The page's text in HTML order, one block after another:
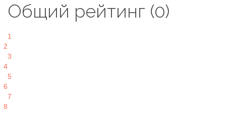
Общий рейтинг (0)
1
2
3
4
5
6
7
8